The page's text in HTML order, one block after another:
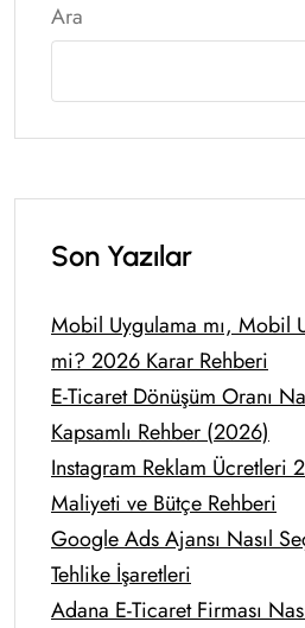
Ara
Son Yazılar
Mobil Uygulama mı, Mobil
mi? 2026 Karar Rehberi
E-Ticaret Dönüşüm Oranı
Kapsamlı Rehber (2026)
Instagram Reklam Ücretleri
Maliyeti ve Bütçe Rehberi
Google Ads Ajansı Nasıl
Tehlike İşaretleri
Adana E-Ticaret Firması